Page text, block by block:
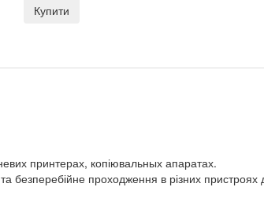
Купити
принтерах, копіювальных апаратах.
безперебійне проходження в різних пристроях